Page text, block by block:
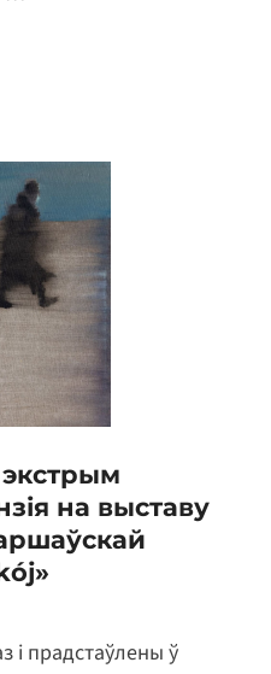
на выставу
і прадстаўлены ў